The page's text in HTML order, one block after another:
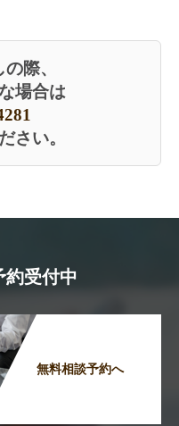
際、
場合は
さい。
約受付中
無料相談予約へ